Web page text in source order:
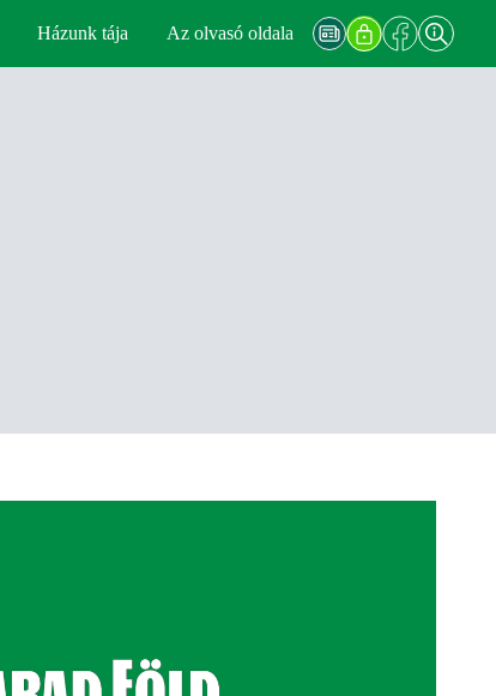
Házunk tája Az olvasó oldala